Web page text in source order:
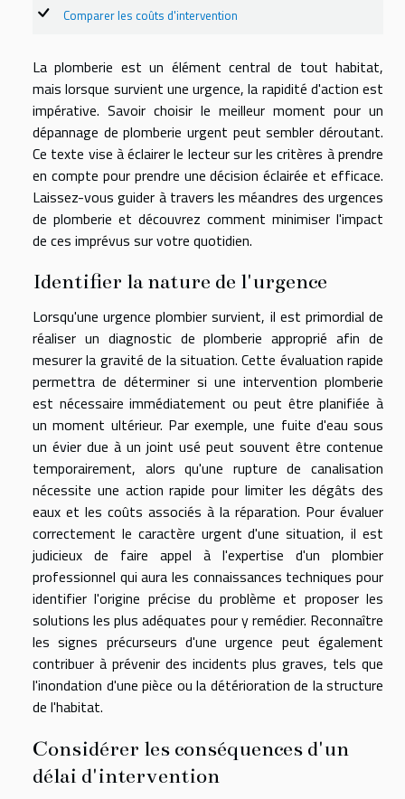
Comparer les coûts d'intervention
La plomberie est un élément central de tout habitat,
mais lorsque survient une urgence, la rapidité d'action est
impérative. Savoir choisir le meilleur moment pour un
dépannage de plomberie urgent peut sembler déroutant.
Ce texte vise à éclairer le lecteur sur les critères à prendre
en compte pour prendre une décision éclairée et efficace.
Laissez-vous guider à travers les méandres des urgences
de plomberie et découvrez comment minimiser l'impact
de ces imprévus sur votre quotidien.
Identifier la nature de l'urgence
Lorsqu'une urgence plombier survient, il est primordial de
réaliser un diagnostic de plomberie approprié afin de
mesurer la gravité de la situation. Cette évaluation rapide
permettra de déterminer si une intervention plomberie
est nécessaire immédiatement ou peut être planifiée à
un moment ultérieur. Par exemple, une fuite d'eau sous
un évier due à un joint usé peut souvent être contenue
temporairement, alors qu'une rupture de canalisation
nécessite une action rapide pour limiter les dégâts des
eaux et les coûts associés à la réparation. Pour évaluer
correctement le caractère urgent d'une situation, il est
judicieux de faire appel à l'expertise d'un plombier
professionnel qui aura les connaissances techniques pour
identifier l'origine précise du problème et proposer les
solutions les plus adéquates pour y remédier. Reconnaître
les signes précurseurs d'une urgence peut également
contribuer à prévenir des incidents plus graves, tels que
l'inondation d'une pièce ou la détérioration de la structure
de l'habitat.
Considérer les conséquences d'un
délai d'intervention